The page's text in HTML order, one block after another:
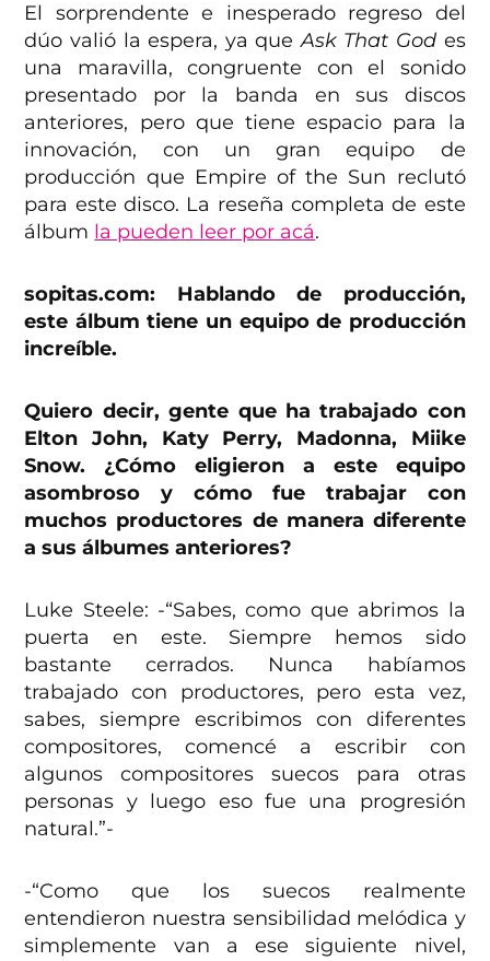
El sorprendente e inesperado regreso del
dúo valió la espera, ya queAsk That God es
una maravilla, congruente con el sonido
presentado por la banda en sus discos
anteriores, pero que tiene espacio para la
innovación, con un gran equipo de
producción que Empire of the Sun reclutó
para este disco. La reseña completa de este
álbum la pueden leer por acá.
sopitas.com: Hablando de producción,
este álbum tiene un equipo de producción
increíble.
Quiero decir, gente que ha trabajado con
Elton John, Katy Perry, Madonna, Miike
Snow. ¿Cómo eligieron a este equipo
asombroso y cómo fue trabajar con
muchos productores de manera diferente
a sus álbumes anteriores?
Luke Steele: -“Sabes, como que abrimos la
puerta en este. Siempre hemos sido
bastante cerrados. Nunca habíamos
trabajado con productores, pero esta vez,
sabes, siempre escribimos con diferentes
compositores, comencé a escribir con
algunos compositores suecos para otras
personas y luego eso fue una progresión
natural.”-
-“Como que los suecos realmente
entendieron nuestra sensibilidad melódica y
simplemente van a ese siguiente nivel,